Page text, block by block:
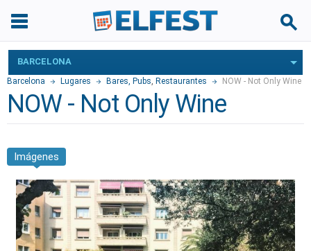
BARCELONA
Barcelona Lugares Bares, Pubs, Restaurantes NOW - Not Only Wine
NOW - Not Only Wine
Imágenes